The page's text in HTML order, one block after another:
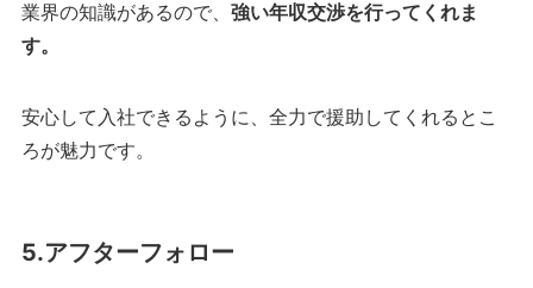
業界の知識があるので、 強い年収交渉を行ってくれま
す。
安心して入社できるように、全力で援助してくれるとこ
ろが魅力です。
5.アフターフォロー